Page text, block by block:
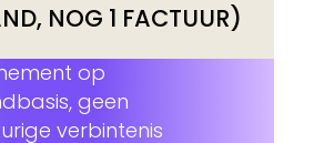
NOG 1 FACTUUR)
op
geen
verbintenis